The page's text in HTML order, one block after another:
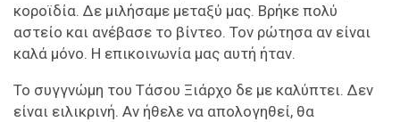
κοροϊδία. Δε μιλήσαμε μεταξύ μας. Βρήκε πολύ
αστείο και ανέβασε το βίντεο. Τον ρώτησα αν είναι
καλά μόνο. Η επικοινωνία μας αυτή ήταν.
Το συγγνώμη του Τάσου Ξιάρχο δε με καλύπτει. Δεν
είναι ειλικρινή. Αν ήθελε να απολογηθεί, θα